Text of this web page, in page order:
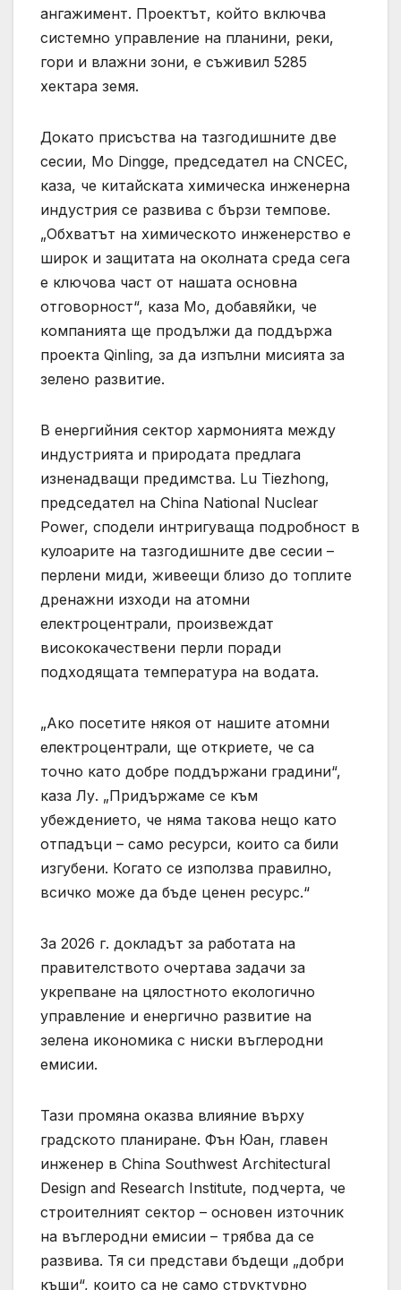
ангажимент. Проектът, който включва
системно управление на планини, реки,
гори и влажни зони, е съживил 5285
хектара земя.
Докато присъства на тазгодишните две
сесии, Mo Dingge, председател на CNCEC,
каза, че китайската химическа инженерна
индустрия се развива с бързи темпове.
„Обхватът на химическото инженерство е
широк и защитата на околната среда сега
е ключова част от нашата основна
отговорност“, каза Мо, добавяйки, че
компанията ще продължи да поддържа
проекта Qinling, за да изпълни мисията за
зелено развитие.
В енергийния сектор хармонията между
индустрията и природата предлага
изненадващи предимства. Lu Tiezhong,
председател на China National Nuclear
Power, сподели интригуваща подробност в
кулоарите на тазгодишните две сесии –
перлени миди, живеещи близо до топлите
дренажни изходи на атомни
електроцентрали, произвеждат
висококачествени перли поради
подходящата температура на водата.
„Ако посетите някоя от нашите атомни
електроцентрали, ще откриете, че са
точно като добре поддържани градини“,
каза Лу. „Придържаме се към
убеждението, че няма такова нещо като
отпадъци – само ресурси, които са били
изгубени. Когато се използва правилно,
всичко може да бъде ценен ресурс.“
За 2026 г. докладът за работата на
правителството очертава задачи за
укрепване на цялостното екологично
управление и енергично развитие на
зелена икономика с ниски въглеродни
емисии.
Тази промяна оказва влияние върху
градското планиране. Фън Юан, главен
инженер в China Southwest Architectural
Design and Research Institute, подчерта, че
строителният сектор – основен източник
на въглеродни емисии – трябва да се
развива. Тя си представи бъдещи „добри
къщи“, които са не само структурно